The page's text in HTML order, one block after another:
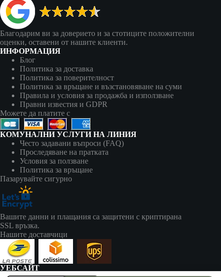
Благодарим ви за доверието и за стотиците положителни
оценки, оставени от нашите клиенти.
ИНФОРМАЦИЯ
Блог
Политика за доставка
Политика за поверителност
Политика за връщане и възстановяване на суми
Правила и условия за продажба и използване
Правни известия и GDPR
Можете да платите с
КОМУНАЛНИ УСЛУГИ НА ЛИНИЯ
Често задавани въпроси (FAQ)
Проследяване на пратката
Условия за ползване
Политика за връщане
Пазарувайте сигурно
Вашите данни и плащания са защитени с криптирана
SSL връзка.
Нашите доставчици
УЕБСАЙТ